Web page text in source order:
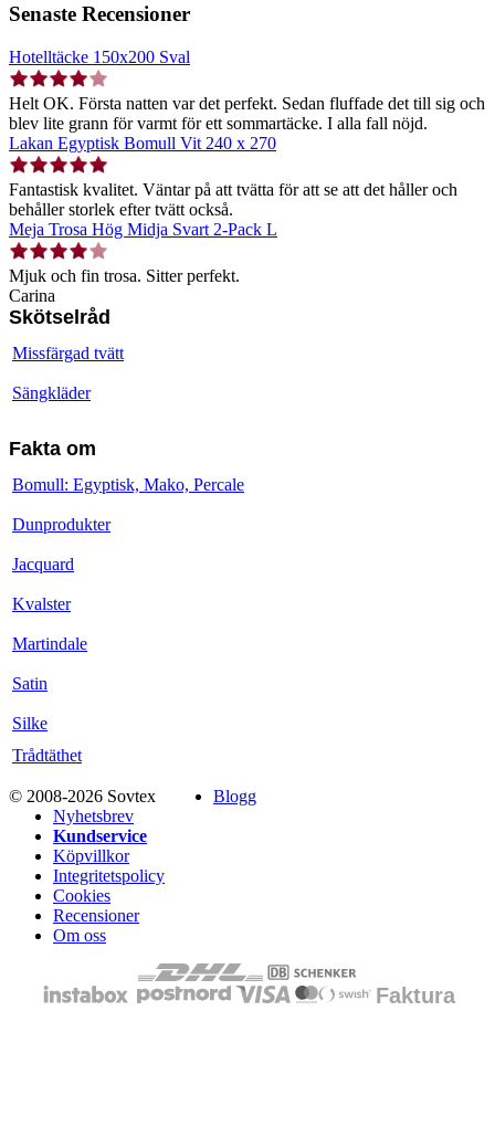
Senaste Recensioner
Hotelltäcke 150x200 Sval
Helt OK. Första natten var det perfekt. Sedan fluffade det till sig och
blev lite grann för varmt för ett sommartäcke. I alla fall nöjd.
Lakan Egyptisk Bomull Vit 240 x 270
Fantastisk kvalitet. Väntar på att tvätta för att se att det håller och
behåller storlek efter tvätt också.
Meja Trosa Hög Midja Svart 2-Pack L
Mjuk och fin trosa. Sitter perfekt.
Carina
Skötselråd
Missfärgad tvätt
Sängkläder
Fakta om
Bomull: Egyptisk, Mako, Percale
Dunprodukter
Jacquard
Kvalster
Martindale
Satin
Silke
Trådtäthet
© 2008-2026 Sovtex
Blogg
Nyhetsbrev
Kundservice
Köpvillkor
Integritetspolicy
Cookies
Recensioner
Om oss